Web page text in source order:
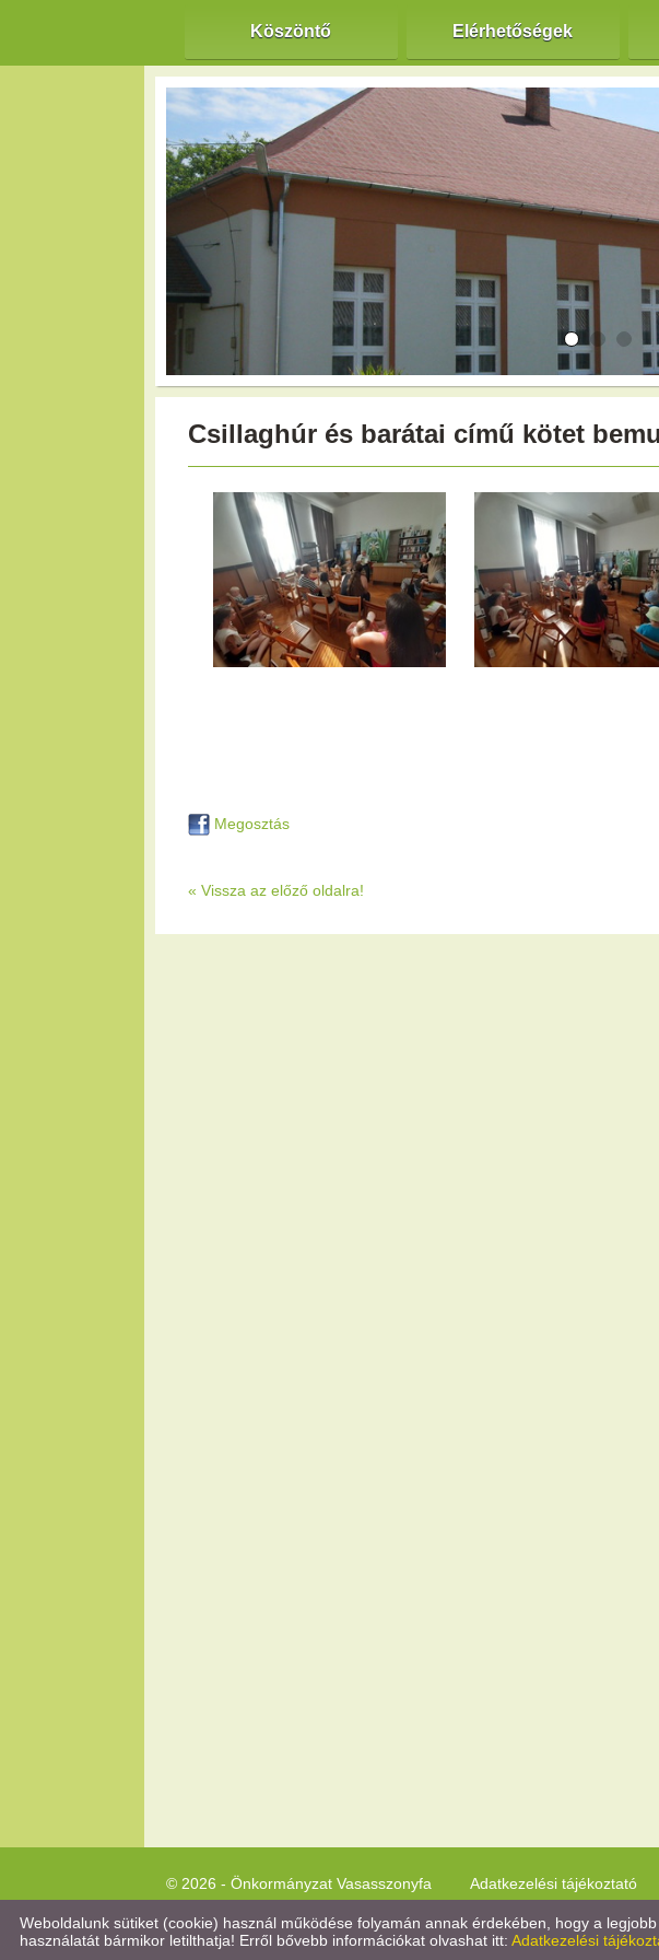
Köszöntő Elérhetőségek
Csillaghúr és barátai című kötet
Megosztás
« Vissza az előző oldalra!
© 2026 - Önkormányzat Vasasszonyfa Adatkezelési tájékoztató
Keresés az oldal tartalmában
Weboldalunk sütiket (cookie) használ működése folyamán annak érdekében, hogy a
használatát bármikor letilthatja! Erről bővebb információkat olvashat itt: Adatkezelési